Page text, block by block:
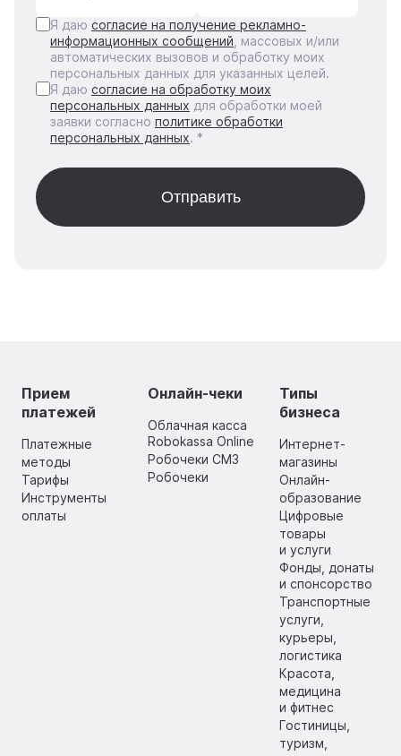
Я даю согласие на получение рекламно-
информационных сообщений, массовых и/или
автоматических вызовов и обработку моих
персональных данных для указанных целей.
Я даю согласие на обработку моих
персональных данных для обработки моей
заявки согласно политике обработки
персональных данных. *
Прием
платежей
Платежные
методы
Тарифы
Инструменты
оплаты
Онлайн-чеки
Облачная касса
Robokassa Online
Робочеки СМЗ
Робочеки
Типы
бизнеса
Интернет-
магазины
Онлайн-
образование
Цифровые
товары
и услуги
Фонды, донаты
и спонсорство
Транспортные
услуги,
курьеры,
логистика
Красота,
медицина
и фитнес
Гостиницы,
туризм,